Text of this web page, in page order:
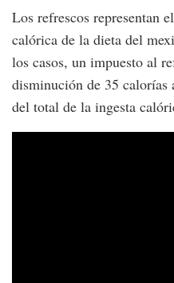
Los refrescos representan
calórica de la dieta del
los casos, un impuesto al
disminución de 35
del total de la ingesta